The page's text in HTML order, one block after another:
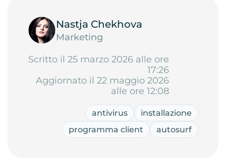
Nastja Chekhova
Marketing
Scritto il 25 marzo 2026 alle ore
17:26
Aggiornato il 22 maggio 2026
alle ore 12:08
antivirus
installazione
programma client
autosurf